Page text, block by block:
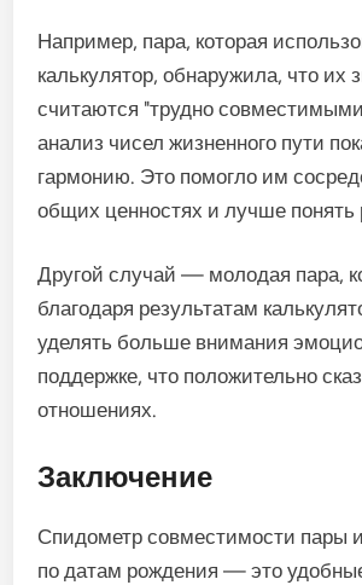
Например, пара, которая
калькулятор, обнаружила, что их
считаются "трудно
анализ чисел жизненного пути
гармонию. Это помогло им
общих ценностях и лучше понять
Другой случай — молодая пара,
благодаря результатам
уделять больше внимания
поддержке, что положительно
отношениях.
Заключение
Спидометр совместимости пары
по датам рождения — это